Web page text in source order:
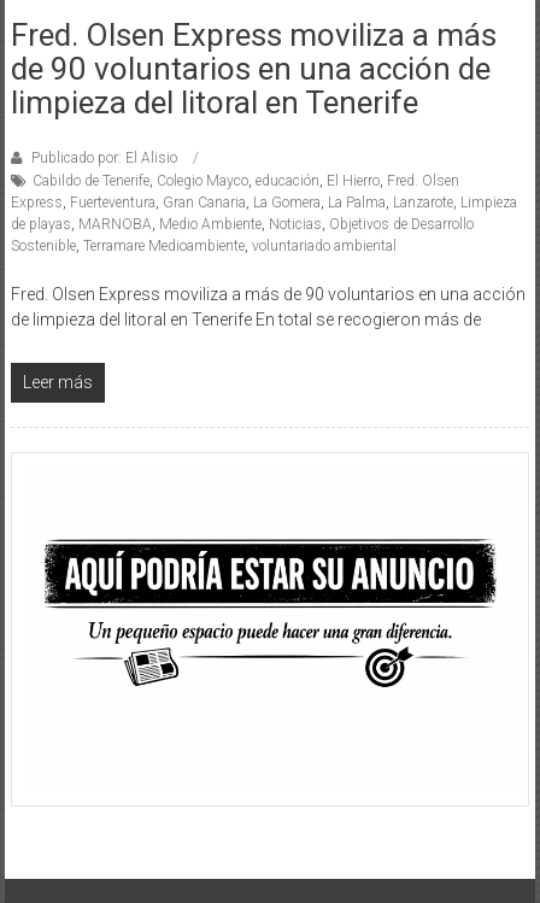
Fred. Olsen Express moviliza a más
de 90 voluntarios en una acción de
limpieza del litoral en Tenerife
Publicado por: El Alisio
Cabildo de Tenerife, Colegio Mayco, educación, El Hierro, Fred. Olsen
Express, Fuerteventura, Gran Canaria, La Gomera, La Palma, Lanzarote, Limpieza
de playas, MARNOBA, Medio Ambiente, Noticias, Objetivos de Desarrollo
Sostenible, Terramare Medioambiente, voluntariado ambiental
Fred. Olsen Express moviliza a más de 90 voluntarios en una acción
de limpieza del litoral en Tenerife En total se recogieron más de
Leer más